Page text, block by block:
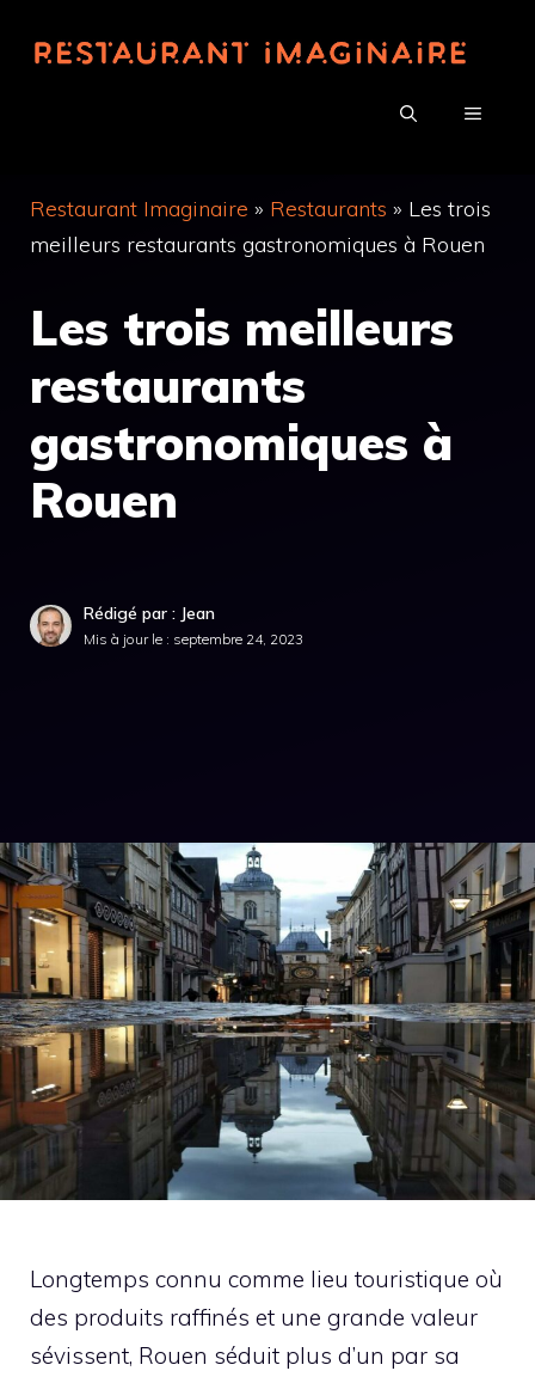
MENU
Restaurant Imaginaire » Restaurants » Les trois
meilleurs restaurants gastronomiques à Rouen
Les trois meilleurs
restaurants
gastronomiques à
Rouen
Rédigé par : Jean
Mis à jour le : septembre 24, 2023
Longtemps connu comme lieu touristique où
des produits raffinés et une grande valeur
sévissent, Rouen séduit plus d’un par sa